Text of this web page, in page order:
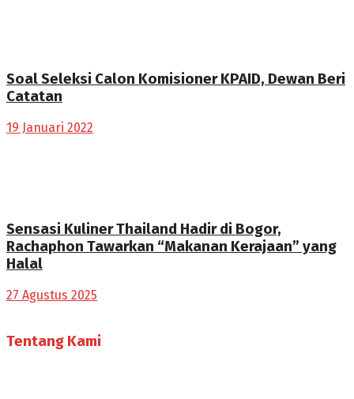
Soal Seleksi Calon Komisioner KPAID, Dewan Beri
Catatan
19 Januari 2022
Sensasi Kuliner Thailand Hadir di Bogor,
Rachaphon Tawarkan “Makanan Kerajaan” yang
Halal
27 Agustus 2025
Tentang Kami